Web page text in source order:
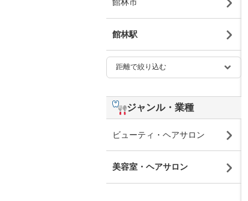
館林市
館林駅
ジャンル・業種
ビューティ・ヘアサロン
美容室・ヘアサロン